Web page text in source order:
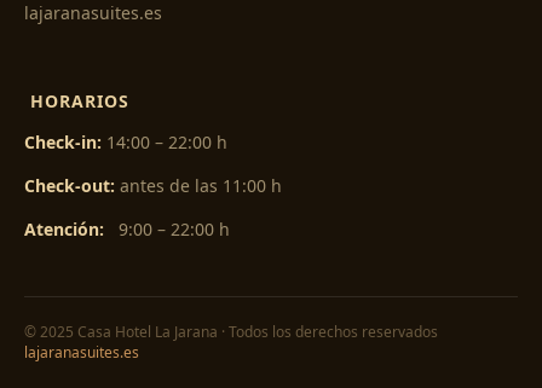
lajaranasuites.es
HORARIOS
Check-in: 14:00 – 22:00 h
Check-out: antes de las 11:00 h
Atención: 9:00 – 22:00 h
© 2025 Casa Hotel La Jarana · Todos los derechos reservados
lajaranasuites.es